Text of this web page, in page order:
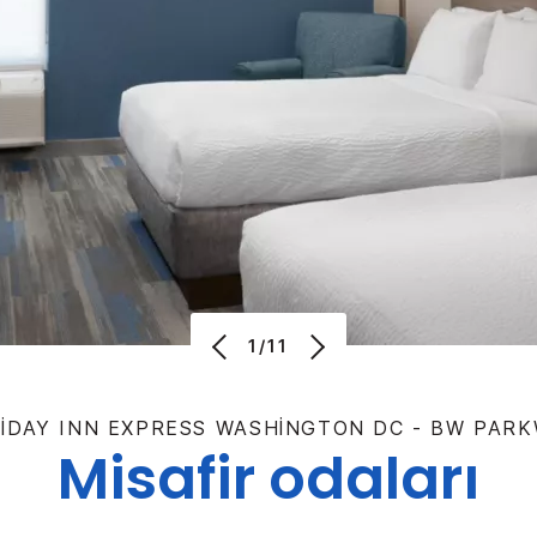
1/11
INN EXPRESS WASHINGTON DC - BW
Misafir odaları